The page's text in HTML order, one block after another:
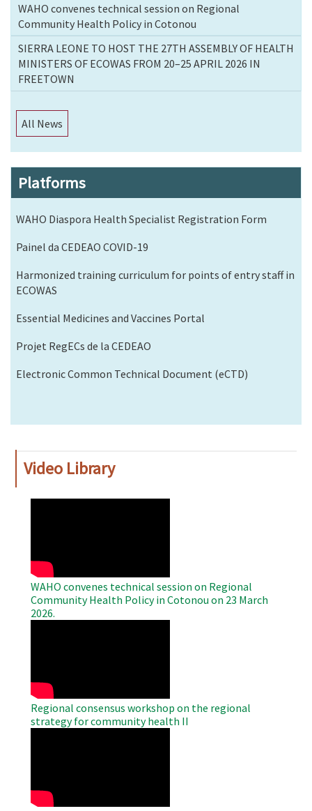
WAHO convenes technical session on Regional
Community Health Policy in Cotonou
SIERRA LEONE TO HOST THE 27TH ASSEMBLY OF HEALTH
MINISTERS OF ECOWAS FROM 20–25 APRIL 2026 IN
FREETOWN
All News
Platforms
WAHO Diaspora Health Specialist Registration Form
Painel da CEDEAO COVID-19
Harmonized training curriculum for points of entry staff in
ECOWAS
Essential Medicines and Vaccines Portal
Projet RegECs de la CEDEAO
Electronic Common Technical Document (eCTD)
Video Library
WAHO convenes technical session on Regional
Community Health Policy in Cotonou on 23 March
2026.
Regional consensus workshop on the regional
strategy for community health II